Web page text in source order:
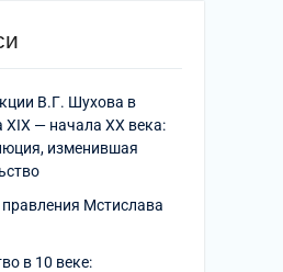
В.Г. Шухова в
XIX — начала XX века:
изменившая
Мстислава
в 10 веке: